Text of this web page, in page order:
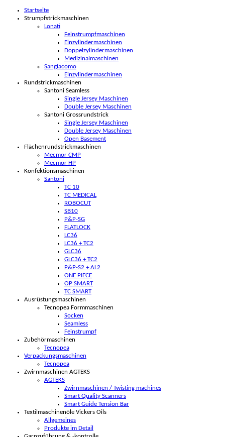
Startseite
Strumpfstrickmaschinen
Lonati
Feinstrumpfmaschinen
Einzylindermaschinen
Doppelzylindermaschinen
Medizinalmaschinen
Sangiacomo
Einzylindermaschinen
Rundstrickmaschinen
Santoni Seamless
Single Jersey Maschinen
Double Jersey Maschinen
Santoni Grossrundstrick
Single Jersey Maschinen
Double Jersey Maschinen
Open Basement
Flächenrundstrickmaschinen
Mecmor CMP
Mecmor HP
Konfektionsmaschinen
Santoni
TC 10
TC MEDICAL
ROBOCUT
SB10
P&P-SG
FLATLOCK
LC36
LC36 + TC2
GLC36
GLC36 + TC2
P&P-S2 + AL2
ONE PIECE
OP SMART
TC SMART
Ausrüstungsmaschinen
Tecnopea Formmaschinen
Socken
Seamless
Feinstrumpf
Zubehörmaschinen
Tecnopea
Verpackungsmaschinen
Tecnopea
Zwirnmaschinen AGTEKS
AGTEKS
Zwirnmaschinen / Twisting machines
Smart Quality Scanners
Smart Guide Tension Bar
Textilmaschinenöle Vickers Oils
Allgemeines
Produkte im Detail